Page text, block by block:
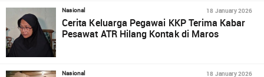
Nasional 18 January 2026
Cerita Keluarga Pegawai KKP Terima Kabar
Pesawat ATR Hilang Kontak di Maros
Nasional 18 January 2026